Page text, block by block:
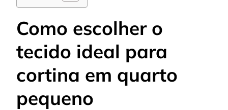
Como escolher o
tecido ideal para
cortina em quarto
pequeno